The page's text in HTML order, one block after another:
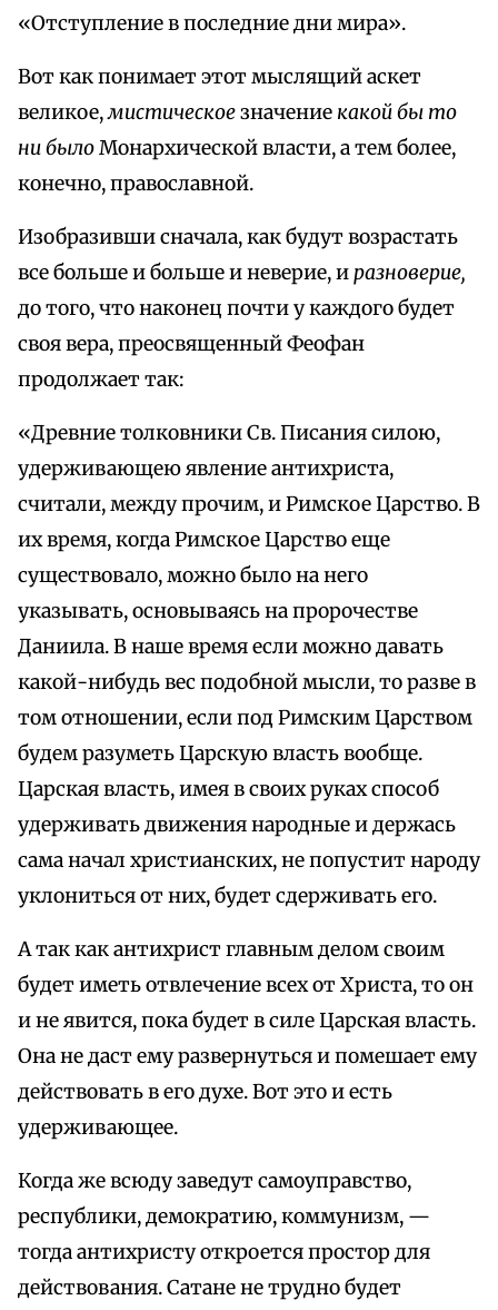
«Отступление в последние дни мира».
Вот как понимает этот мыслящий аскет
великое,мистическоезначение какой бы то
ни былоМонархической власти, а тем более,
конечно, православной.
Изобразивши сначала, как будут возрастать
все больше и больше и неверие, иразноверие,
до того, что наконец почти у каждого будет
своя вера, преосвященный Феофан
продолжает так:
«Древние толковники Св. Писания силою,
удерживающею явление антихриста,
считали, между прочим, и Римское Царство. В
их время, когда Римское Царство еще
существовало, можно было на него
указывать, основываясь на пророчестве
Даниила. В наше время если можно давать
какой-нибудь вес подобной мысли, то разве в
том отношении, если под Римским Царством
будем разуметь Царскую власть вообще.
Царская власть, имея в своих руках способ
удерживать движения народные и держась
сама начал христианских, не попустит народу
уклониться от них, будет сдерживать его.
А так как антихрист главным делом своим
будет иметь отвлечение всех от Христа, то он
и не явится, пока будет в силе Царская власть.
Она не даст ему развернуться и помешает ему
действовать в его духе. Вот это и есть
удерживающее.
Когда же всюду заведут самоуправство,
республики, демократию, коммунизм, —
тогда антихристу откроется простор для
действования. Сатане не трудно будет